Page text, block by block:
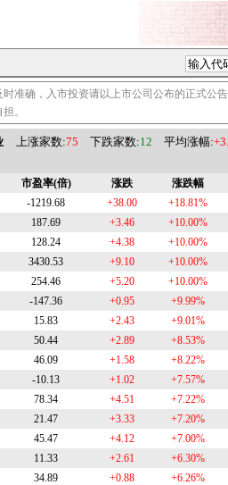
准确，入市投资请以上市公司公布的正式公
。
上涨家数:75 下跌家数:12 平均涨幅:
市盈率(倍) 涨跌 涨跌幅
-1219.68 +38.00 +18.81%
187.69 +3.46 +10.00%
128.24 +4.38 +10.00%
3430.53 +9.10 +10.00%
254.46 +5.20 +10.00%
-147.36 +0.95 +9.99%
15.83 +2.43 +9.01%
50.44 +2.89 +8.53%
46.09 +1.58 +8.22%
-10.13 +1.02 +7.57%
78.34 +4.51 +7.22%
21.47 +3.33 +7.20%
45.47 +4.12 +7.00%
11.33 +2.61 +6.30%
34.89 +0.88 +6.26%